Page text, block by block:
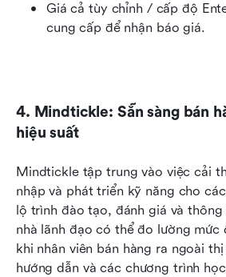
Giá cả tùy chỉnh / cấp độ
cung cấp để nhận báo giá.
4. Mindtickle: Sẵn sàng bán
hiệu suất
Mindtickle tập trung vào việc cải
nhập và phát triển kỹ năng cho
lộ trình đào tạo, đánh giá và
nhà lãnh đạo có thể đo lường mức
khi nhân viên bán hàng ra ngoài
hướng dẫn và các chương trình